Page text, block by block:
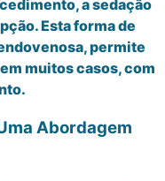
a sedação
Esta forma de
permite
muitos casos, com
Abordagem